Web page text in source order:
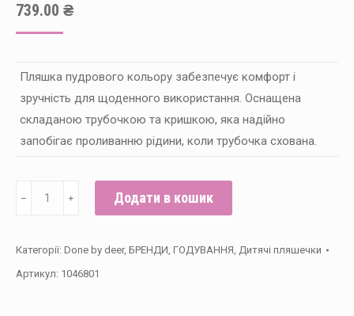
739.00 ₴
Пляшка пудрового кольору забезпечує комфорт і
зручність для щоденного використання. Оснащена
складаною трубочкою та кришкою, яка надійно
запобігає проливанню рідини, коли трубочка схована.
Пляшка
Done
by
﹣ ﹢ Додати в кошик
Категорії: Done by deer, БРЕНДИ, ГОДУВАННЯ, Дитячі пляшечки
Артикул: 1046801